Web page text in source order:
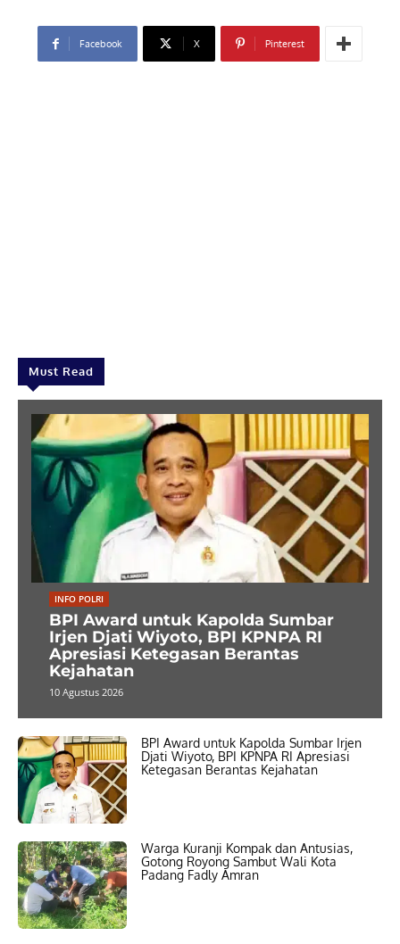
Facebook X Pinterest
Must Read
INFO POLRI
BPI Award untuk Kapolda Sumbar
Irjen Djati Wiyoto, BPI KPNPA RI
Apresiasi Ketegasan Berantas
Kejahatan
10 Agustus 2026
BPI Award untuk Kapolda Sumbar Irjen
Djati Wiyoto, BPI KPNPA RI Apresiasi
Ketegasan Berantas Kejahatan
Warga Kuranji Kompak dan Antusias,
Gotong Royong Sambut Wali Kota
Padang Fadly Amran